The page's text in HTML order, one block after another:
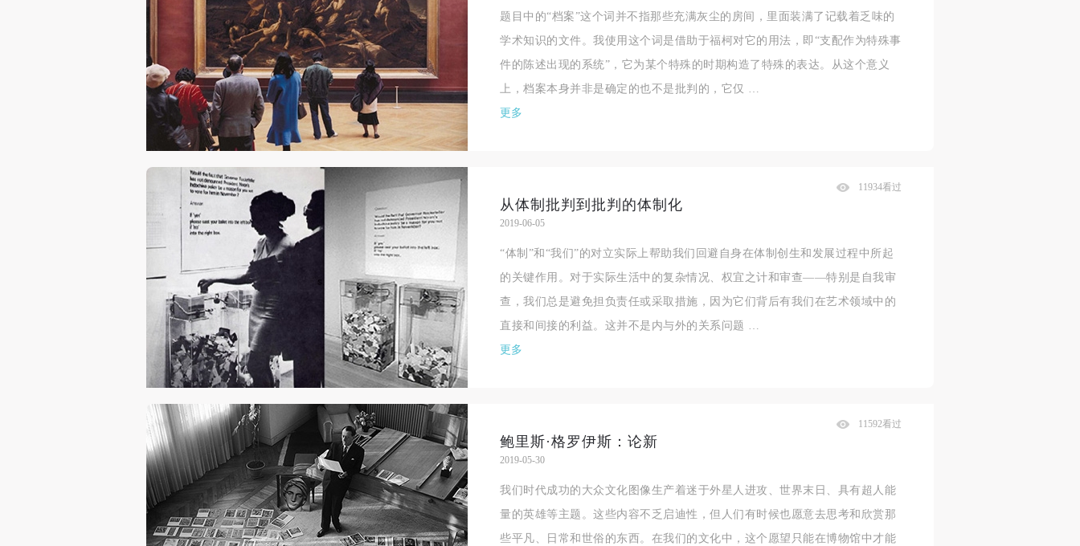
题目中的“档案”这个词并不指那些充满灰尘的房间，里面装满了记载着乏味的
学术知识的文件。我使用这个词是借助于福柯对它的用法，即“支配作为特殊事
件的陈述出现的系统”，它为某个特殊的时期构造了特殊的表达。从这个意义
上，档案本身并非是确定的也不是批判的，它仅 …
更多
从体制批判到批判的体制化
2019-06-05
11934看过
“体制”和“我们”的对立实际上帮助我们回避自身在体制创生和发展过程中所起
的关键作用。对于实际生活中的复杂情况、权宜之计和审查——特别是自我审
查，我们总是避免担负责任或采取措施，因为它们背后有我们在艺术领域中的
直接和间接的利益。这并不是内与外的关系问题 …
更多
鲍里斯·格罗伊斯：论新
2019-05-30
11592看过
我们时代成功的大众文化图像生产着迷于外星人进攻、世界末日、具有超人能
量的英雄等主题。这些内容不乏启迪性，但人们有时候也愿意去思考和欣赏那
些平凡、日常和世俗的东西。在我们的文化中，这个愿望只能在博物馆中才能